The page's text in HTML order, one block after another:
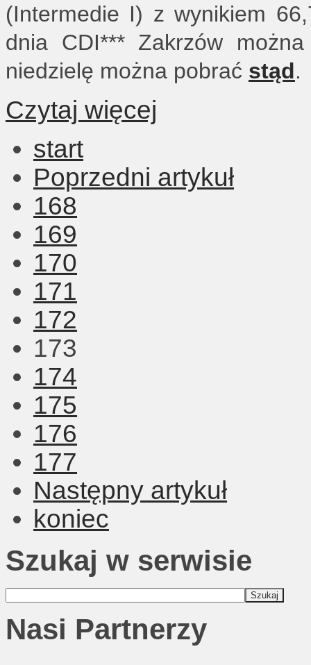
(Intermedie I) z wynikiem
dnia CDI*** Zakrzów
niedzielę można pobrać stąd.
Czytaj więcej
start
Poprzedni artykuł
168
169
170
171
172
173
174
175
176
177
Następny artykuł
koniec
Szukaj w serwisie
Nasi Partnerzy